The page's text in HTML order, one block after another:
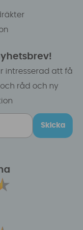
intresserad att få
råd och ny
Skicka